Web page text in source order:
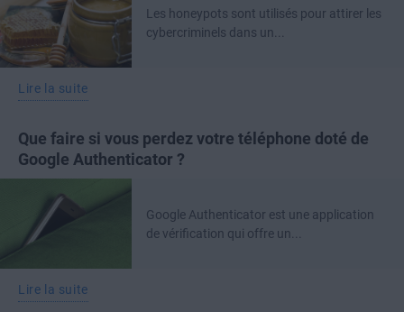
Les honeypots sont utilisés pour attirer les
cybercriminels dans un...
Lire la suite
Que faire si vous perdez votre téléphone doté de
Google Authenticator ?
Google Authenticator est une application
de vérification qui offre un...
Lire la suite